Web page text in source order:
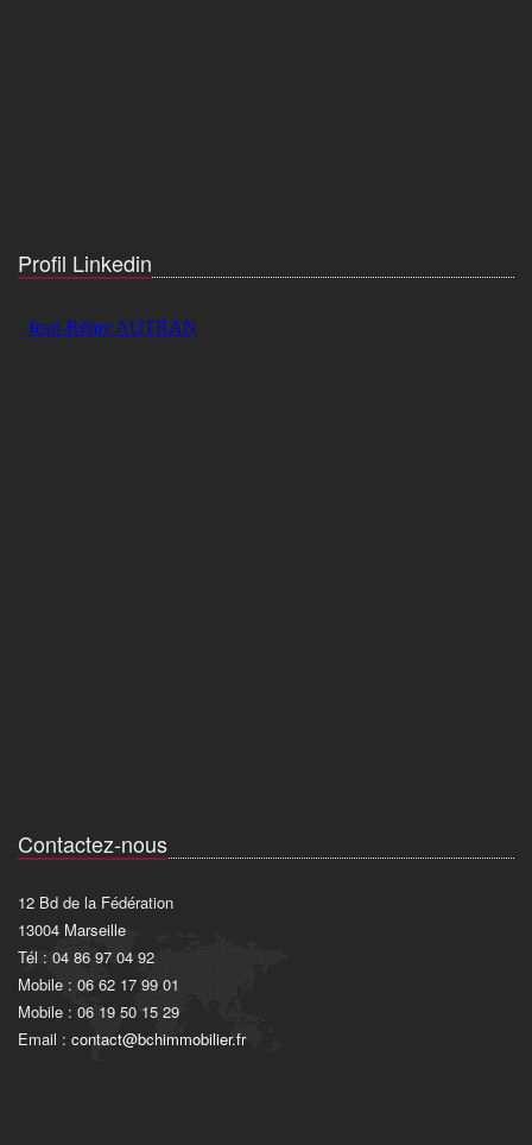
Profil Linkedin
Contactez-nous
12 Bd de la Fédération
13004 Marseille
Tél : 04 86 97 04 92
Mobile : 06 62 17 99 01
Mobile : 06 19 50 15 29
Email : contact@bchimmobilier.fr